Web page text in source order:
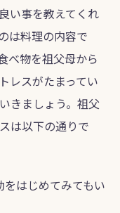
い事を教えてくれ
は料理の内容で
べ物を祖父母から
レスがたまってい
きましょう。祖父
は以下の通りで
はじめてみてもい